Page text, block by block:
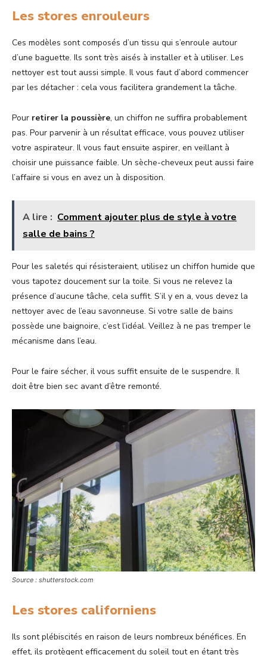
Les stores enrouleurs
Ces modèles sont composés d’un tissu qui s’enroule autour
d’une baguette. Ils sont très aisés à installer et à utiliser. Les
nettoyer est tout aussi simple. Il vous faut d’abord commencer
par les détacher : cela vous facilitera grandement la tâche.
Pour retirer la poussière, un chiffon ne suffira probablement
pas. Pour parvenir à un résultat efficace, vous pouvez utiliser
votre aspirateur. Il vous faut ensuite aspirer, en veillant à
choisir une puissance faible. Un sèche-cheveux peut aussi faire
l’affaire si vous en avez un à disposition.
A lire : Comment ajouter plus de style à votre
salle de bains ?
Pour les saletés qui résisteraient, utilisez un chiffon humide que
vous tapotez doucement sur la toile. Si vous ne relevez la
présence d’aucune tâche, cela suffit. S’il y en a, vous devez la
nettoyer avec de l’eau savonneuse. Si votre salle de bains
possède une baignoire, c’est l’idéal. Veillez à ne pas tremper le
mécanisme dans l’eau.
Pour le faire sécher, il vous suffit ensuite de le suspendre. Il
doit être bien sec avant d’être remonté.
Source : shutterstock.com
Les stores californiens
Ils sont plébiscités en raison de leurs nombreux bénéfices. En
effet, ils protègent efficacement du soleil tout en étant très